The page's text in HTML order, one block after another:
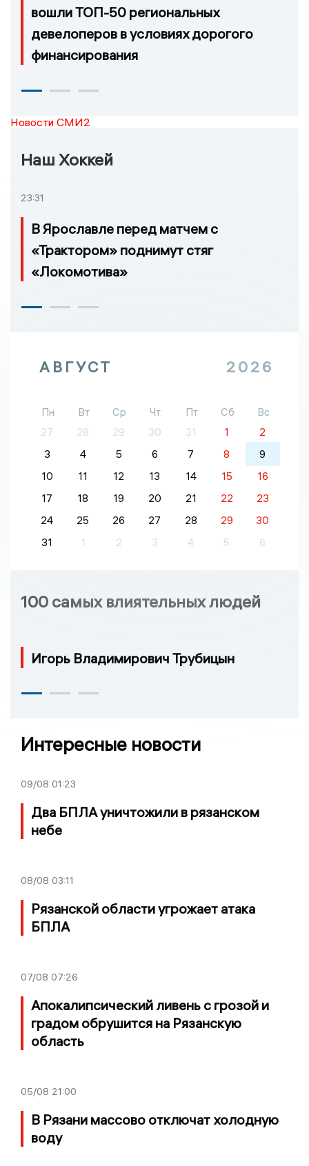
вошли ТОП-50 региональных
девелоперов в условиях дорогого
финансирования
Новости СМИ2
Наш Хоккей
23:31
В Ярославле перед матчем с
«Трактором» поднимут стяг
«Локомотива»
АВГУСТ 2026
Пн Вт Ср Чт Пт Сб
Вс
27
28 29 30 31 1
2
3
4 5 6 7 8
9
10
11 12 13 14 15
16
17
18 19 20 21 22
23
24
25 26 27 28 29
30
31
1 2 3 4 5 6
100 самых влиятельных людей
Игорь Владимирович Трубицын
Интересные новости
09/08 01:23
Два БПЛА уничтожили в рязанском
небе
08/08 03:11
Рязанской области угрожает атака
БПЛА
07/08 07:26
Апокалипсический ливень с грозой и
градом обрушится на Рязанскую
область
05/08 21:00
В Рязани массово отключат холодную
воду